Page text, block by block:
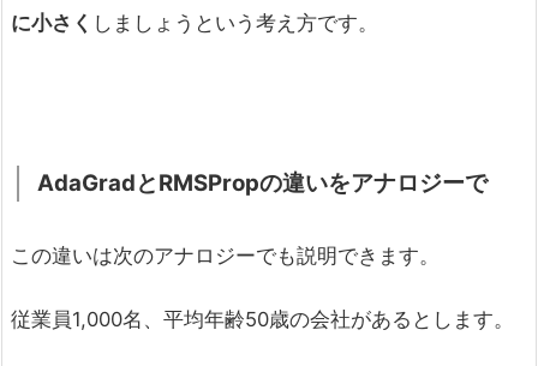
に小さく しましょうという考え方です。
AdaGradとRMSPropの違いをアナロジーで
この違いは次のアナロジーでも説明できます。
従業員1,000名、平均年齢50歳の会社があるとします。